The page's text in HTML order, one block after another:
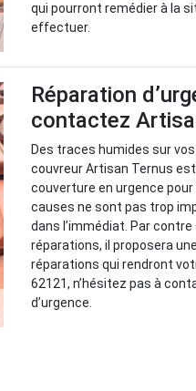
qui pourront remédier à la
effectuer.
Réparation
contactez
Des traces humides sur
couvreur Artisan Ternus
couverture en urgence
causes ne sont pas trop
dans l’immédiat. Par
réparations, il proposera
réparations qui rendront
62121, n’hésitez pas à
d’urgence.